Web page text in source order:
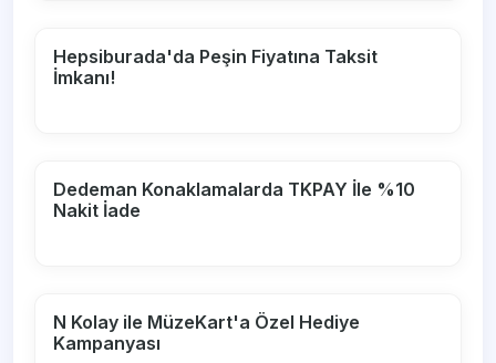
Hepsiburada'da Peşin Fiyatına Taksit
İmkanı!
Dedeman Konaklamalarda TKPAY İle %10
Nakit İade
N Kolay ile MüzeKart'a Özel Hediye
Kampanyası